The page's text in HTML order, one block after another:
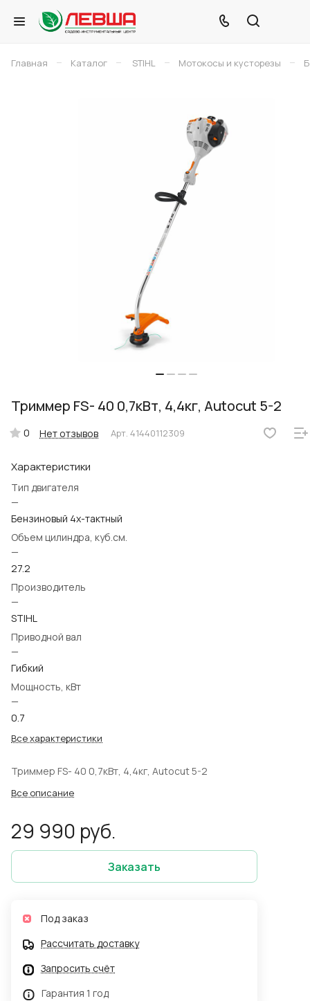
Главная – Каталог – STIHL – Мотокосы и кусторезы –
Триммер FS- 40 0,7кВт, 4,4кг, Аutocut 5-2
0 Нет отзывов Арт. 41440112309
Характеристики
Тип двигателя
—
Бензиновый 4х-тактный
Объем цилиндра, куб.см.
—
27.2
Производитель
—
STIHL
Приводной вал
—
Гибкий
Мощность, кВт
—
0.7
Все характеристики
Триммер FS- 40 0,7кВт, 4,4кг, Аutocut 5-2
Все описание
29 990 руб.
Заказать
Под заказ
Рассчитать доставку
Запросить счёт
Гарантия 1 год